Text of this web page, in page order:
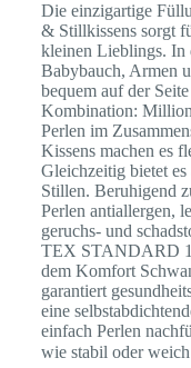
Die einzigartige
& Stillkissens sorgt
kleinen Lieblings. In
Babybauch, Armen
bequem auf der
Kombination:
Perlen im
Kissens machen es
Gleichzeitig bietet
Stillen. Beruhigend
Perlen antiallergen,
geruchs- und
TEX STANDARD
dem Komfort
garantiert
eine
einfach Perlen
wie stabil oder